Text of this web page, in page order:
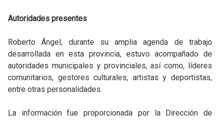
Autoridades presentes
Roberto Ángel, durante su amplia agenda de trabajo
desarrollada en esta provincia, estuvo acompañado de
autoridades municipales y provinciales, así como, líderes
comunitarios, gestores culturales, artistas y deportistas,
entre otras personalidades.
La información fue proporcionada por la Dirección de